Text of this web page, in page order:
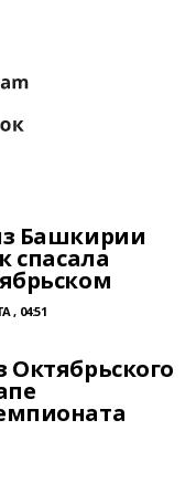
Башкирии
спасала
, 04:51